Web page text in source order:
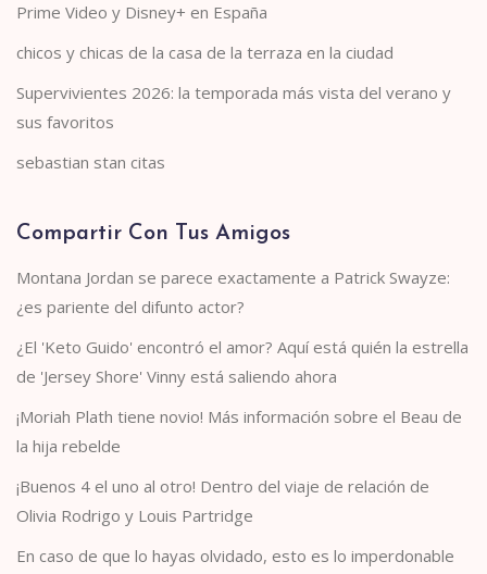
Prime Video y Disney+ en España
chicos y chicas de la casa de la terraza en la ciudad
Supervivientes 2026: la temporada más vista del verano y
sus favoritos
sebastian stan citas
Compartir Con Tus Amigos
Montana Jordan se parece exactamente a Patrick Swayze:
¿es pariente del difunto actor?
¿El 'Keto Guido' encontró el amor? Aquí está quién la estrella
de 'Jersey Shore' Vinny está saliendo ahora
¡Moriah Plath tiene novio! Más información sobre el Beau de
la hija rebelde
¡Buenos 4 el uno al otro! Dentro del viaje de relación de
Olivia Rodrigo y Louis Partridge
En caso de que lo hayas olvidado, esto es lo imperdonable